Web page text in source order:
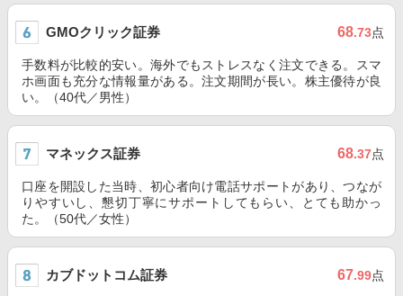
GMOクリック証券 68.73点
手数料が比較的安い。海外でもストレスなく注文できる。スマ
ホ画面も充分な情報量がある。注文期間が長い。株主優待が良
い。（40代／男性）
マネックス証券 68.37点
口座を開設した当時、初心者向け電話サポートがあり、つなが
りやすいし、懇切丁寧にサポートしてもらい、とても助かっ
た。（50代／女性）
カブドットコム証券 67.99点